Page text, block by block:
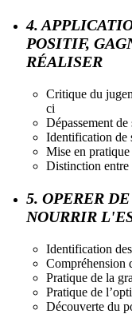
4.
POSITIF,
RÉALISER
Critique du
ci
Dépassement
Identification de
Mise en
Distinction entre
5. OPERER
NOURRIR
Identification
Compréhension
Pratique de la
Pratique de
Découverte du